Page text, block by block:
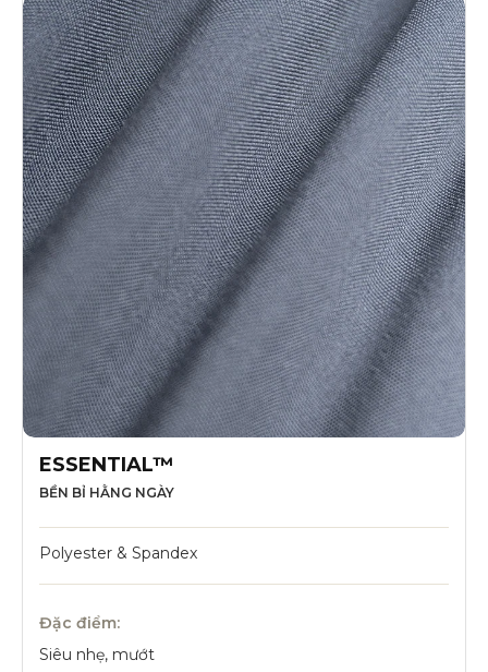
ESSENTIAL™
BỀN BỈ HẰNG NGÀY
Polyester & Spandex
Đặc điểm:
Siêu nhẹ, mướt